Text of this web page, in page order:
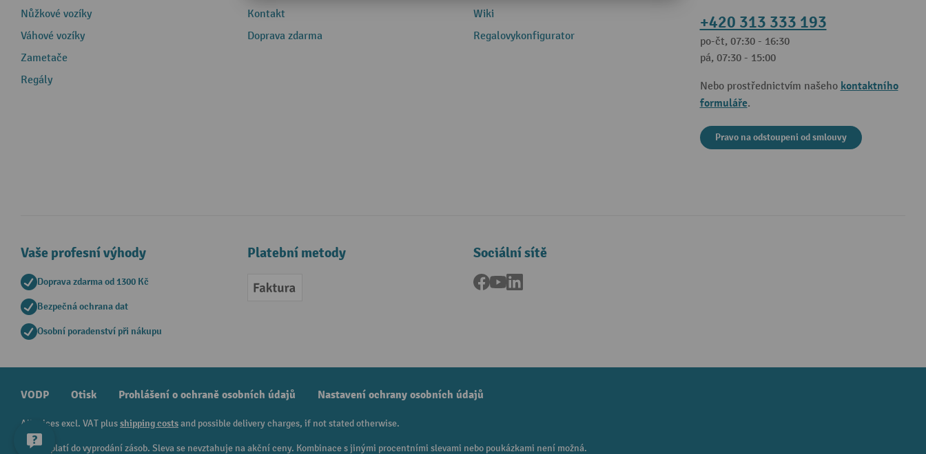
Nůžkové vozíky
Váhové vozíky
Zametače
Regály
Kontakt
Doprava zdarma
Wiki
Regalovykonfigurator
+420 313 333 193
po-čt, 07:30 - 16:30
pá, 07:30 - 15:00
Nebo prostřednictvím našeho kontaktního
formuláře.
Pravo na odstoupeni od smlouvy
Vaše profesní výhody
Doprava zdarma od 1300 Kč
Bezpečná ochrana dat
Osobní poradenství při nákupu
Platební metody
Faktura
Sociální sítě
Facebook
YouTube
VODP Otisk Prohlášení o ochraně osobních údajů Nastavení ochrany osobních údajů
All prices excl. VAT plusshipping costsand possible delivery charges, if not stated otherwise.
¹ Sleva platí do vyprodání zásob. Sleva se nevztahuje na akční ceny. Kombinace s jinými procentními slevami nebo poukázkami není možná.